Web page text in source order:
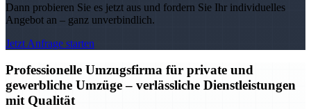
Dann probieren Sie es jetzt aus und fordern Sie Ihr individuelles
Angebot an – ganz unverbindlich.
Jetzt Anfrage starten
Professionelle Umzugsfirma für private und
gewerbliche Umzüge – verlässliche Dienstleistungen
mit Qualität